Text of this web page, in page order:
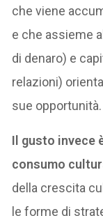
che viene
e che assieme
di denaro) e
relazioni)
sue opportunità.
Il gusto invece
consumo
della crescita
le forme di